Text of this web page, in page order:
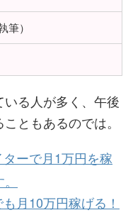
筆）
る人が多く、午後
ともあるのでは。
ーで月1万円を稼
月10万円稼げる！